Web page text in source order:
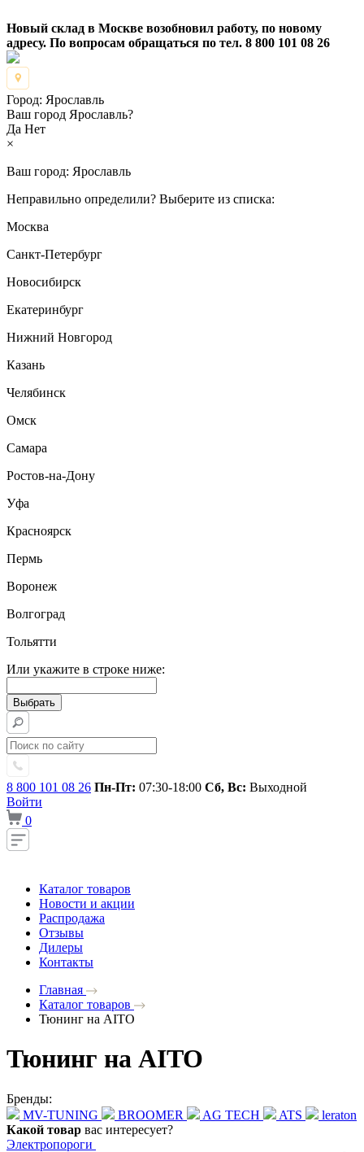
Новый склад в Москве возобновил работу, по новому
адресу. По вопросам обращаться по тел. 8 800 101 08 26
Город: Ярославль
Ваш город Ярославль?
Да Нет
×
Ваш город: Ярославль
Неправильно определили? Выберите из списка:
Москва
Санкт-Петербург
Новосибирск
Екатеринбург
Нижний Новгород
Казань
Челябинск
Омск
Самара
Ростов-на-Дону
Уфа
Красноярск
Пермь
Воронеж
Волгоград
Тольятти
Или укажите в строке ниже:
8 800 101 08 26 Пн-Пт: 07:30-18:00 Сб, Вс: Выходной
Войти
0
Каталог товаров
Новости и акции
Распродажа
Отзывы
Дилеры
Контакты
Главная
Каталог товаров
Тюнинг на AITO
Тюнинг на AITO
Бренды:
MV-TUNING
BROOMER AG TECH ATS
leraton
Какой товар вас интересует?
Электропороги